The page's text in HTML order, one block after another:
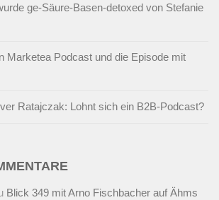
ge-Säure-Basen-detoxed von Stefanie
Marketea Podcast und die Episode mit
Ratajczak: Lohnt sich ein B2B-Podcast?
Blick 349 mit Arno Fischbacher auf Ähms